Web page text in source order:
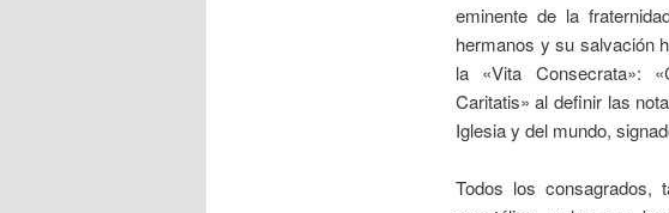
eminente de la
hermanos y su salvación
la «Vita Consecrata»:
Caritatis» al definir las
Iglesia y del mundo,
Todos los